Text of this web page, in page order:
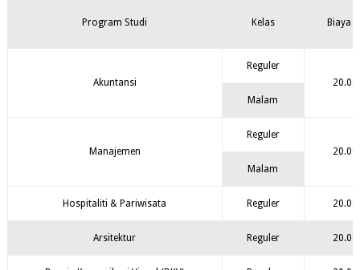
Program Studi Kelas Biaya
Akuntansi
Reguler
Malam
Manajemen
Reguler
Malam
Hospitaliti & Pariwisata Reguler
Arsitektur Reguler